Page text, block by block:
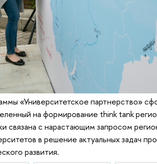
«Университетское партнерство»
на формирование think tank
связана с нарастающим запросом
в решение актуальных задач
развития.